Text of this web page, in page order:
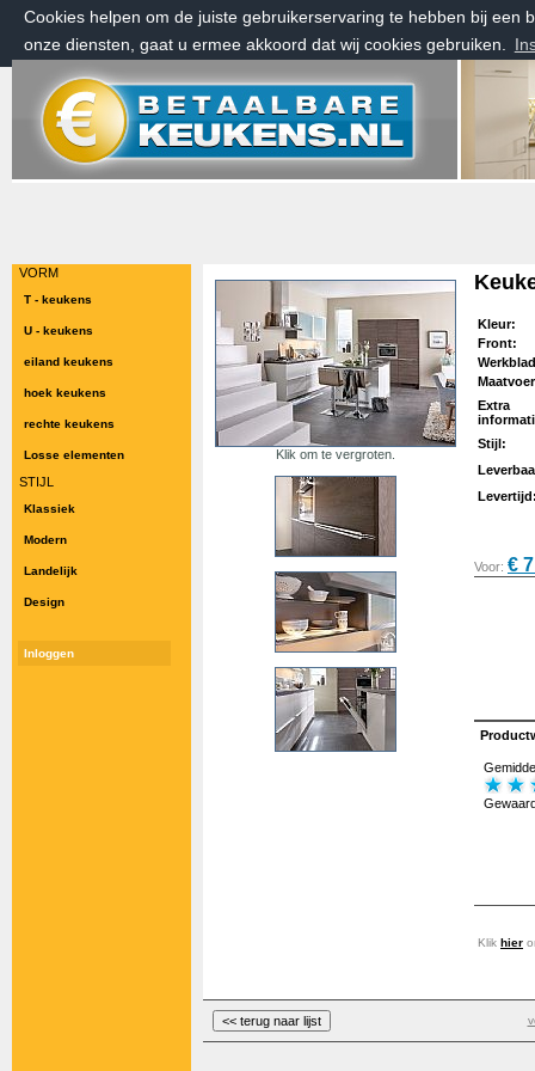
Cookies helpen om de juiste gebruikerservaring te hebben bij een
onze diensten, gaat u ermee akkoord dat wij cookies gebruiken.
vrijdag 7 augustus 2026, 20:15 uur
Welkom bij Betaalbarekeukens.nl
VORM
T - keukens
U - keukens
eiland keukens
hoek keukens
rechte keukens
Losse elementen
STIJL
Klassiek
Modern
Landelijk
Design
Inloggen
Klik om te vergroten.
Kleur:
Front:
Extra
Stijl:
Voor: €
Klik hier